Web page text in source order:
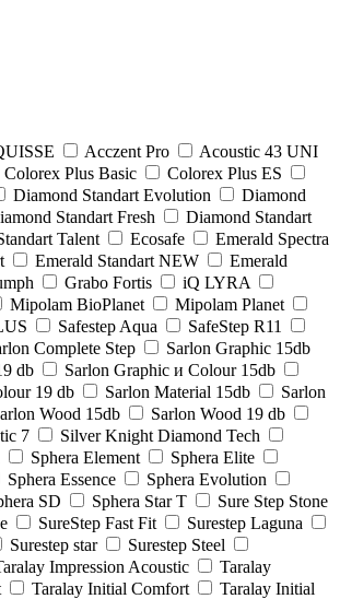
Acczent Pro
Acoustic 43 UNI
Colorex Plus Basic
Colorex Plus ES
Diamond Standart Evolution
Diamond
Standart Fresh
Diamond Standart
Talent Ecosafe
Emerald Spectra
Emerald Standart NEW
Emerald
Grabo Fortis
iQ LYRA
Mipolam BioPlanet
Mipolam Planet
Safestep Aqua
SafeStep R11
Complete Step
Sarlon Graphic 15db
db
Sarlon Graphic и Colour 15db
19 db
Sarlon Material 15db
Sarlon
Wood 15db
Sarlon Wood 19 db
7
Silver Knight Diamond Tech
Sphera Element
Sphera Elite
Sphera Essence
Sphera Evolution
SD Sphera Star T
Sure Step Stone
SureStep Fast Fit
Surestep Laguna
Surestep star
Surestep Steel
Impression Acoustic
Taralay
Taralay Initial Comfort
Taralay Initial